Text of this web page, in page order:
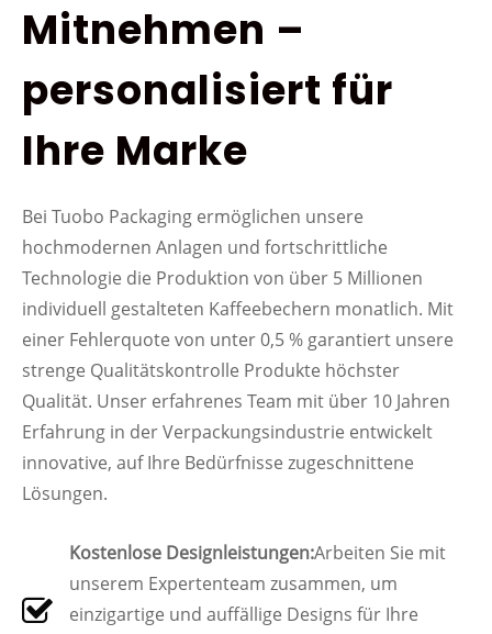
Mitnehmen –
personalisiert für
Ihre Marke
Bei Tuobo Packaging ermöglichen unsere
hochmodernen Anlagen und fortschrittliche
Technologie die Produktion von über 5 Millionen
individuell gestalteten Kaffeebechern monatlich. Mit
einer Fehlerquote von unter 0,5 % garantiert unsere
strenge Qualitätskontrolle Produkte höchster
Qualität. Unser erfahrenes Team mit über 10 Jahren
Erfahrung in der Verpackungsindustrie entwickelt
innovative, auf Ihre Bedürfnisse zugeschnittene
Lösungen.
Kostenlose Designleistungen:Arbeiten Sie mit
unserem Expertenteam zusammen, um
einzigartige und auffällige Designs für Ihre